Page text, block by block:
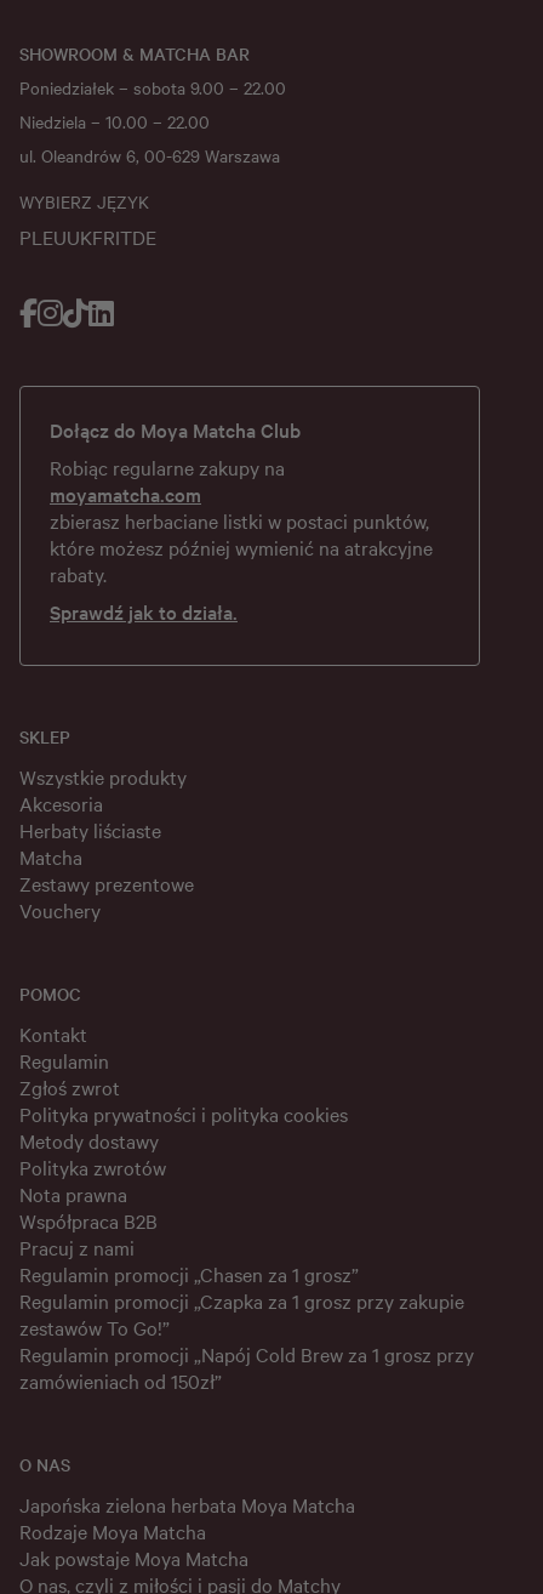
SHOWROOM & MATCHA BAR
Poniedziałek – sobota 9.00 – 22.00
Niedziela – 10.00 – 22.00
ul. Oleandrów 6, 00-629 Warszawa
WYBIERZ JĘZYK
PL EUUKFRITDE
SKLEP
Wszystkie produkty
Akcesoria
Herbaty liściaste
Matcha
Zestawy prezentowe
Vouchery
POMOC
Kontakt
Regulamin
Zgłoś zwrot
Polityka prywatności i polityka cookies
Metody dostawy
Polityka zwrotów
Nota prawna
Współpraca B2B
Pracuj z nami
Regulamin promocji „Chasen za 1 grosz”
Regulamin promocji „Czapka za 1 grosz przy zakupie
zestawów To Go!”
Regulamin promocji „Napój Cold Brew za 1 grosz przy
zamówieniach od 150zł”
O NAS
Japońska zielona herbata Moya Matcha
Rodzaje Moya Matcha
Jak powstaje Moya Matcha
O nas, czyli z miłości i pasji do Matchy
Dołącz do Moya Matcha Club
Robiąc regularne zakupy na
moyamatcha.com
zbierasz herbaciane listki w postaci punktów,
które możesz później wymienić na atrakcyjne
rabaty.
Sprawdź jak to działa.